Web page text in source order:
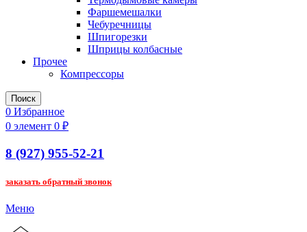
Фаршемешалки
Чебуречницы
Шпигорезки
Шприцы колбасные
Прочее
Компрессоры
Поиск
0 Избранное
0 элемент 0 ₽
8 (927) 955-52-21
заказать обратный звонок
Меню